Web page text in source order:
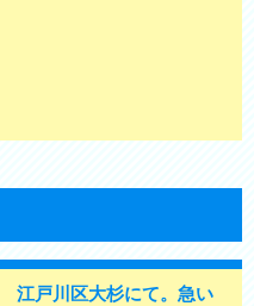
江戸川区大杉にて。急い